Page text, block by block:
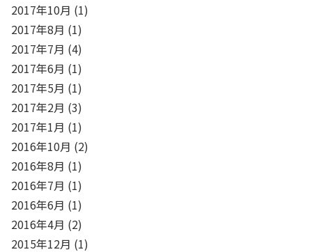
2017年10月 (1)
2017年8月 (1)
2017年7月 (4)
2017年6月 (1)
2017年5月 (1)
2017年2月 (3)
2017年1月 (1)
2016年10月 (2)
2016年8月 (1)
2016年7月 (1)
2016年6月 (1)
2016年4月 (2)
2015年12月 (1)